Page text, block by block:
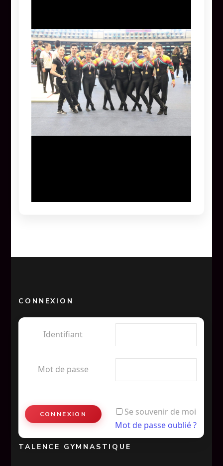
CONNEXION
Identifiant
Mot de passe
Se souvenir de moi
Mot de passe oublié ?
TALENCE GYMNASTIQUE